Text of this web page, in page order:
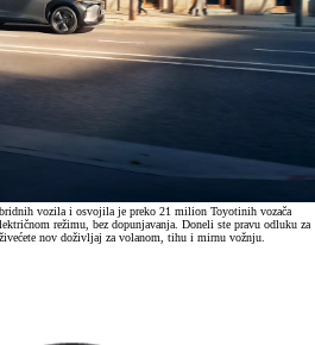
vozila i osvojila je preko 21 milion Toyotinih vozača
režimu, bez dopunjavanja. Doneli ste pravu odluku za
nov doživljaj za volanom, tihu i mirnu vožnju.